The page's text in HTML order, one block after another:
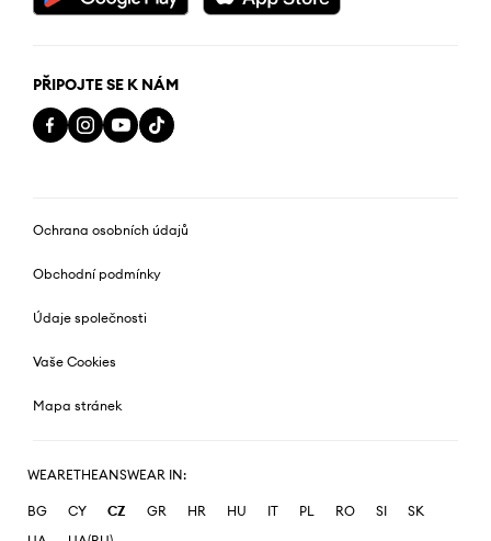
PŘIPOJTE SE K NÁM
Ochrana osobních údajů
Obchodní podmínky
Údaje společnosti
Vaše Cookies
Mapa stránek
WEARETHEANSWEAR IN:
BG CY CZ GR HR HU IT PL RO SI
SK